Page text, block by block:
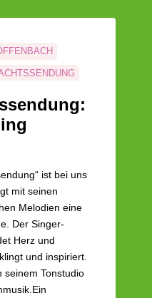
ist bei uns
mit seinen
Melodien eine
Der Singer-
Herz und
und inspiriert.
seinem Tonstudio